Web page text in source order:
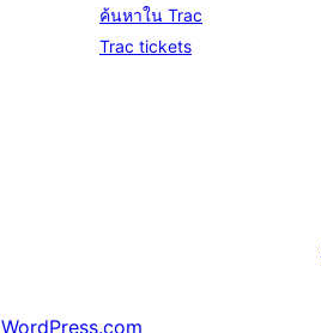
ค้นหาใน Trac
Trac tickets
WordPress.com